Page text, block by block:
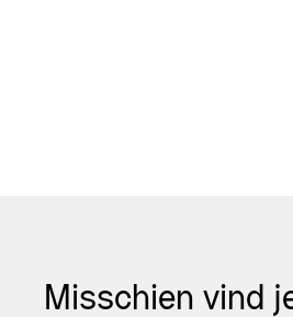
Misschien vind